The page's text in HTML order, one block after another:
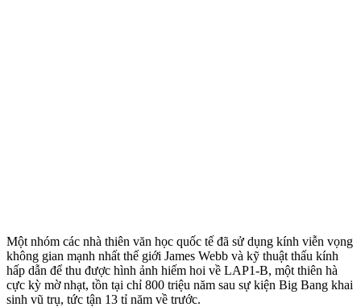
Một nhóm các nhà thiên văn học quốc tế đã sử dụng kính viễn vọng
không gian mạnh nhất thế giới James Webb và kỹ thuật thấu kính
hấp dẫn để thu được hình ảnh hiếm hoi về LAP1-B, một thiên hà
cực kỳ mờ nhạt, tồn tại chỉ 800 triệu năm sau sự kiện Big Bang khai
sinh vũ trụ, tức tận 13 tỉ năm về trước.